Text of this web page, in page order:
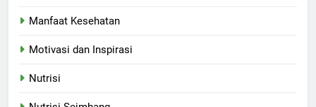
Manfaat Kesehatan
Motivasi dan Inspirasi
Nutrisi